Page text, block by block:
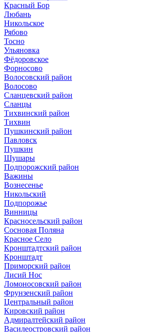
Красный Бор
Любань
Никольское
Рябово
Тосно
Ульяновка
Фёдоровское
Форносово
Волосовский район
Волосово
Сланцевский район
Сланцы
Тихвинский район
Тихвин
Пушкинский район
Павловск
Пушкин
Шушары
Подпорожский район
Важины
Вознесенье
Никольский
Подпорожье
Винницы
Красносельский район
Сосновая Поляна
Красное Село
Кронштадтский район
Кронштадт
Приморский район
Лисий Нос
Ломоносовский район
Фрунзенский район
Центральный район
Кировский район
Адмиралтейский район
Василеостровский район